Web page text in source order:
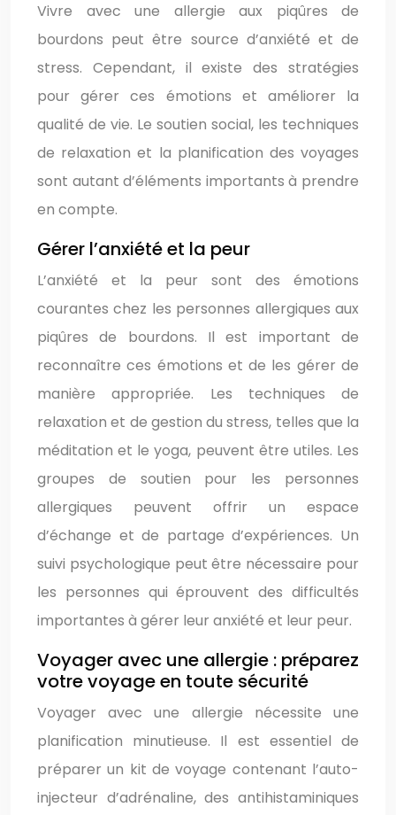
Vivre avec une allergie aux piqûres de
bourdons peut être source d’anxiété et de
stress. Cependant, il existe des stratégies
pour gérer ces émotions et améliorer la
qualité de vie. Le soutien social, les techniques
de relaxation et la planification des voyages
sont autant d’éléments importants à prendre
en compte.
Gérer l’anxiété et la peur
L’anxiété et la peur sont des émotions
courantes chez les personnes allergiques aux
piqûres de bourdons. Il est important de
reconnaître ces émotions et de les gérer de
manière appropriée. Les techniques de
relaxation et de gestion du stress, telles que la
méditation et le yoga, peuvent être utiles. Les
groupes de soutien pour les personnes
allergiques peuvent offrir un espace
d’échange et de partage d’expériences. Un
suivi psychologique peut être nécessaire pour
les personnes qui éprouvent des difficultés
importantes à gérer leur anxiété et leur peur.
Voyager avec une allergie : préparez
votre voyage en toute sécurité
Voyager avec une allergie nécessite une
planification minutieuse. Il est essentiel de
préparer un kit de voyage contenant l’auto-
injecteur d’adrénaline, des antihistaminiques